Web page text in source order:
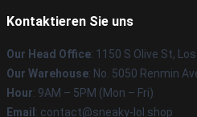
Kontaktieren Sie uns
Our Head Office: 1150 S Olive St,
Our Warehouse: No. 5050 Renmin
Hour: 9AM – 5PM (Mon – Fri)
Email : contact@sneaky-lol.shop